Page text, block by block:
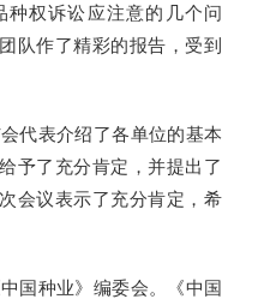
权诉讼应注意的几个问
队作了精彩的报告，受到
表介绍了各单位的基本
予了充分肯定，并提出了
会议表示了充分肯定，希
种业》编委会。《中国